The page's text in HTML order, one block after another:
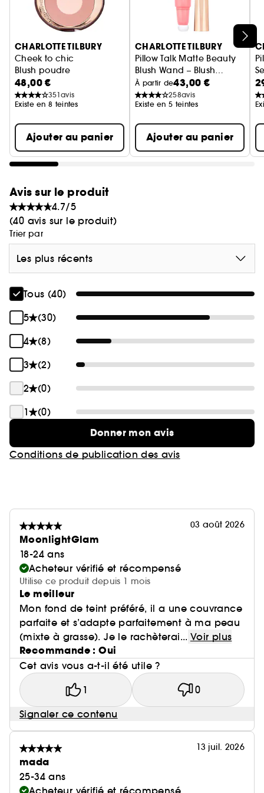
Ignorer le carrousel produits
CHARLOTTE TILBURY
Cheek to chic
Blush poudre
48,00 €
351avis
Existe en 8 teintes
Ajouter au panier
CHARLOTTE TILBURY
Pillow Talk Matte Beauty
Blush Wand – Blush
liquide
À partir de43,00 €
258avis
Existe en 5 teintes
Ajouter au panier
Avis sur le produit
4.7/5
(40 avis sur le produit)
Trier par
Les plus récents
Tous (40)
5
(30)
4
(8)
3
(2)
2
(0)
1
(0)
Donner mon avis
Conditions de publication des avis
03 août 2026
MoonlightGlam
18-24 ans
Acheteur vérifié et récompensé
Utilise ce produit depuis 1 mois
Le meilleur
Mon fond de teint préféré, il a une couvrance
parfaite et s’adapte parfaitement à ma peau
(mixte à grasse). Je le rachèterai... Voir plus
Recommande : Oui
Cet avis vous a-t-il été utile ?
1 0
Signaler ce contenu
13 juil. 2026
mada
25-34 ans
Acheteur vérifié et récompensé